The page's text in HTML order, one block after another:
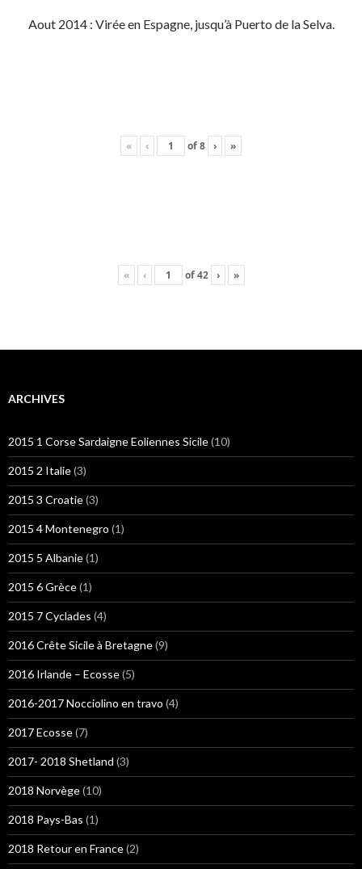
Aout 2014 : Virée en Espagne, jusqu’à Puerto de la Selva.
« ‹ of8 › »
« ‹ of42 › »
ARCHIVES
2015 1 Corse Sardaigne Eoliennes Sicile(10)
2015 2 Italie(3)
2015 3 Croatie(3)
2015 4 Montenegro (1)
2015 5 Albanie(1)
2015 6 Grèce(1)
2015 7 Cyclades (4)
2016 Crête Sicile à Bretagne(9)
2016 Irlande – Ecosse(5)
2016-2017 Nocciolino en travo (4)
2017 Ecosse(7)
2017- 2018 Shetland (3)
2018 Norvège(10)
2018 Pays-Bas (1)
2018 Retour en France(2)